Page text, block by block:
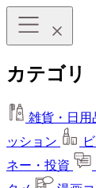
カテゴリ
雑貨・日用
ッション
ネー・投資